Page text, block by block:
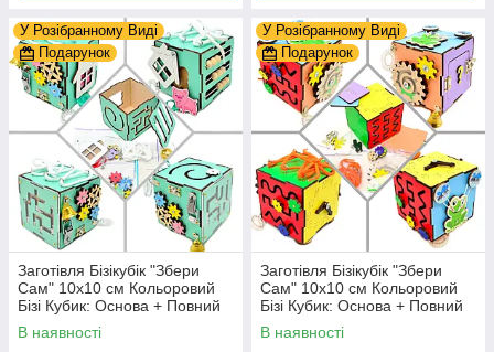
У Розібранному Виді
Подарунок
Заготівля Бізікубік "Збери
Сам" 10х10 см Кольоровий
Бізі Кубик: Основа + Повний
Комплект (в Розібраному
Виді) Кубік Бізи, Бірюза
В наявності
У Розібранному Виді
Подарунок
Заготівля Бізікубік "Збери
Сам" 10х10 см Кольоровий
Бізі Кубик: Основа + Повний
Комплект (в Розібраному
Виді) Кубік Бізи, Різнокол
В наявності